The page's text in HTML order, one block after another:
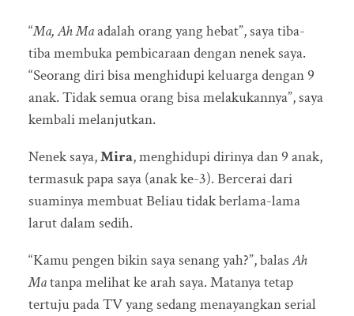
“Ma, Ah Maadalah orang yang hebat”, saya tiba-
tiba membuka pembicaraan dengan nenek saya.
“Seorang diri bisa menghidupi keluarga dengan 9
anak. Tidak semua orang bisa melakukannya”, saya
kembali melanjutkan.
Nenek saya,Mira, menghidupi dirinya dan 9 anak,
termasuk papa saya (anak ke-3). Bercerai dari
suaminya membuat Beliau tidak berlama-lama
larut dalam sedih.
“Kamu pengen bikin saya senang yah?”, balasAh
Matanpa melihat ke arah saya. Matanya tetap
tertuju pada TV yang sedang menayangkan serial